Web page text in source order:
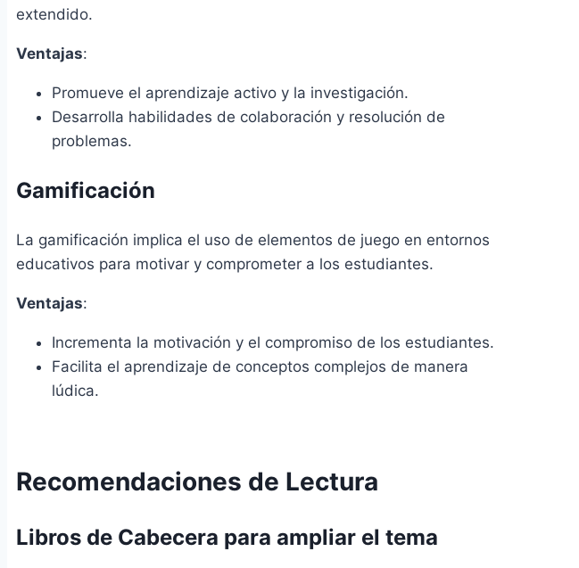
extendido.
Ventajas:
Promueve el aprendizaje activo y la investigación.
Desarrolla habilidades de colaboración y resolución de
problemas.
Gamificación
La gamificación implica el uso de elementos de juego en entornos
educativos para motivar y comprometer a los estudiantes.
Ventajas:
Incrementa la motivación y el compromiso de los estudiantes.
Facilita el aprendizaje de conceptos complejos de manera
lúdica.
Recomendaciones de Lectura
Libros de Cabecera para ampliar el tema